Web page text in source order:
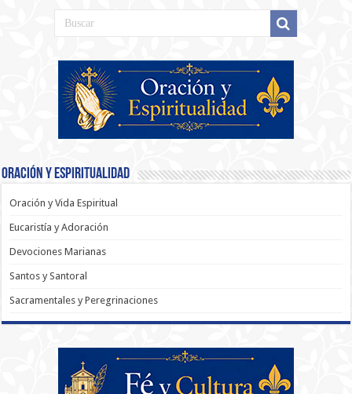
Oración y Espiritualidad
Oración y Vida Espiritual
Eucaristía y Adoración
Devociones Marianas
Santos y Santoral
Sacramentales y Peregrinaciones